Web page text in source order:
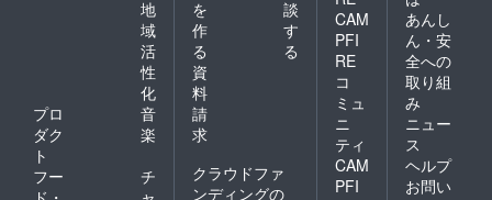
地
域
活
性
化
プロ
ダク
ト
音
楽
フー
チ
を
作
る
談
す
る
資
料
請
求
クラウドファ
ンディングの
CAM
PFI
RE
コ
ミュ
ニ
ティ
CAM
PFI
あんし
ん・安
全への
取り組
み
ニュー
ス
ヘルプ
お問い